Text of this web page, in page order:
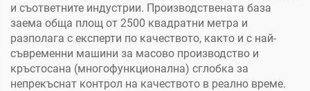
и съответните индустрии. Производствената база
заема обща площ от 2500 квадратни метра и
разполага с експерти по качеството, както и с най-
съвременни машини за масово производство и
кръстосана (многофункционална) сглобка за
непрекъснат контрол на качеството в реално време.